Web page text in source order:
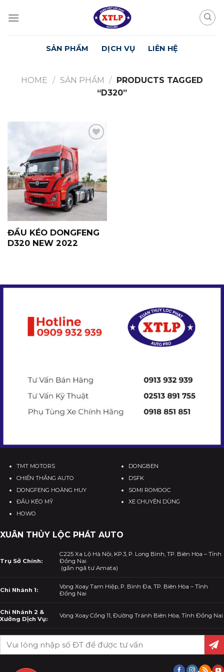
SẢN PHẨM DỊCH VỤ LIÊN HỆ
HOME / SẢN PHẨM / PRODUCTS TAGGED
“D320”
ĐẦU KÉO DONGFENG
D320 NEW 2022
TMT MOTORS
CHIẾN THẮNG AUTO
DONGFENG HOÀNG HUY
ĐẦU KÉO MỸ
HOWO
DONGBEN
DSFK
SOMI ROMOOC
XE CHUYÊN DÙNG
XUÂN THỦY LỘC PHÁT AUTO
Trụ Sở Chính:
C225 Xa Lộ Hà Nội, KP.3, P. Long Bình, TP. Biên Hòa – Tỉnh
Đồng Nai
(gần ngã tư Amata)
Chi Nhánh 1:
Vòng Xoay Tam Hiệp, P. Bình Đa, TP. Biên Hòa – Tỉnh
Đồng Nai
Chi Nhánh 2 &
Xưởng Dịch Vụ:
Vòng Xoay Cổng 11, Đường Tránh Biên Hòa, Tỉnh Đồng Nai